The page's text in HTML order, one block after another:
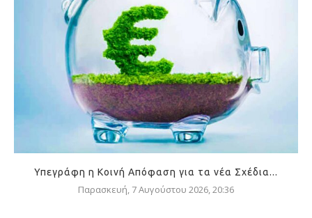
Υπεγράφη η Κοινή Απόφαση για τα νέα Σχέδια...
Παρασκευή, 7 Αυγούστου 2026, 20:36